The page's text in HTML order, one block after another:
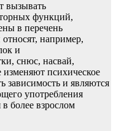
вызывать
функций,
в перечень
например,
и
снюс, насвай,
психическое
зависимость и являются
употребления
в более взрослом